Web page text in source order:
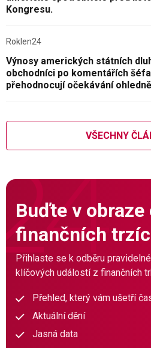
Kongresu.
Roklen24
Výnosy amerických státních
obchodníci po komentářích
přehodnocují očekávání
VŠECHNY
Buďte v obraze
finančních
Přihlaste se k odběru
klíčových událostí z finančních
Přehled, který vám ušetří
Aktuální dění
Jasná data